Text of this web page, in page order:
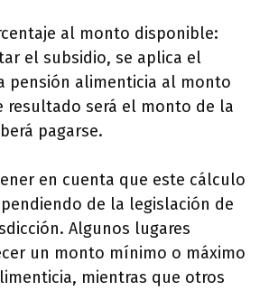
al monto disponible:
el subsidio, se aplica el
pensión alimenticia al monto
resultado será el monto de la
pagarse.
en cuenta que este cálculo
de la legislación de
Algunos lugares
un monto mínimo o máximo
mientras que otros